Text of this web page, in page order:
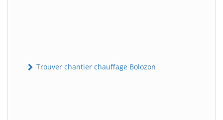
Trouver chantier chauffage Bolozon